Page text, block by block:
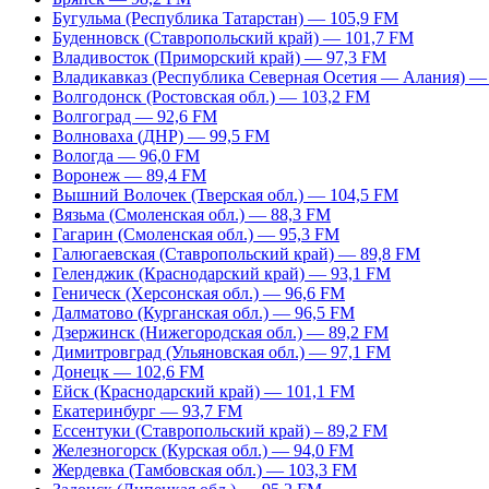
Бугульма (Республика Татарстан) — 105,9 FM
Буденновск (Ставропольский край) — 101,7 FM
Владивосток (Приморский край) — 97,3 FM
Владикавказ (Республика Северная Осетия — Алания)
Волгодонск (Ростовская обл.) — 103,2 FM
Волгоград — 92,6 FM
Волноваха (ДНР) — 99,5 FM
Вологда — 96,0 FM
Воронеж — 89,4 FM
Вышний Волочек (Тверская обл.) — 104,5 FM
Вязьма (Смоленская обл.) — 88,3 FM
Гагарин (Смоленская обл.) — 95,3 FM
Галюгаевская (Ставропольский край) — 89,8 FM
Геленджик (Краснодарский край) — 93,1 FM
Геническ (Херсонская обл.) — 96,6 FM
Далматово (Курганская обл.) — 96,5 FM
Дзержинск (Нижегородская обл.) — 89,2 FM
Димитровград (Ульяновская обл.) — 97,1 FM
Донецк — 102,6 FM
Ейск (Краснодарский край) — 101,1 FM
Екатеринбург — 93,7 FM
Ессентуки (Ставропольский край) – 89,2 FM
Железногорск (Курская обл.) — 94,0 FM
Жердевка (Тамбовская обл.) — 103,3 FM